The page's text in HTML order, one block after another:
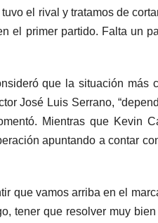
el rival y tratamos de
el primer partido. Falta un
que la situación más
José Luis Serrano,
Mientras que Kevin
apuntando a contar
que vamos arriba en el
tener que resolver muy